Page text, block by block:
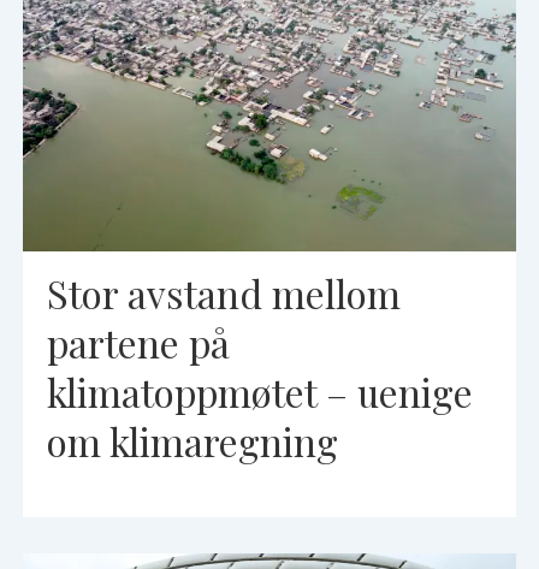
Stor avstand mellom
partene på
klimatoppmøtet – uenige
om klimaregning